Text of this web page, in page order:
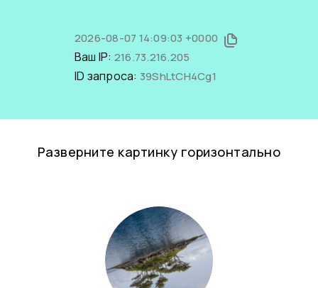
2026-08-07 14:09:03 +0000
Ваш IP: 216.73.216.205
ID запроса: 39ShLtCH4Cg1
Разверните картинку горизонтально